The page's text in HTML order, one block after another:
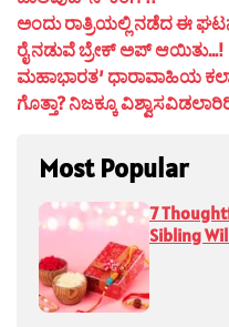
ಅಂದು ರಾತ್ರಿಯಲ್ಲಿ ನಡೆದ ಈ
ರೈ ನಡುವೆ ಬ್ರೇಕ್ ಅಪ್ ಆಯಿತು…!
ಮಹಾಭಾರತ’ ಧಾರಾವಾಹಿಯ
ಗೊತ್ತಾ? ನಿಜಕ್ಕೂ
Most Popular
7
Sibling